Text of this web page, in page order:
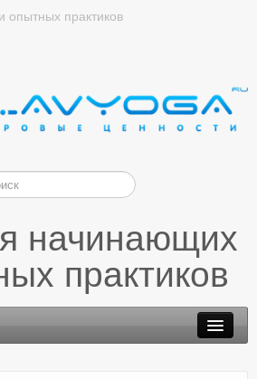
практиков
начинающих
практиков